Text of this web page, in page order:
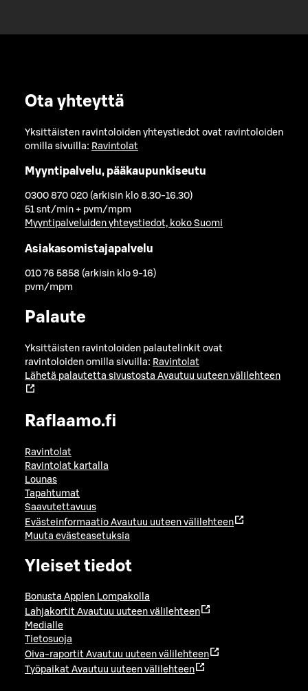
Ota yhteyttä
Yksittäisten ravintoloiden yhteystiedot ovat ravintoloiden
omilla sivuilla: Ravintolat
Myyntipalvelu, pääkaupunkiseutu
0300 870 020 (arkisin klo 8.30-16.30)
51 snt/min + pvm/mpm
Myyntipalveluiden yhteystiedot, koko Suomi
Asiakasomistajapalvelu
010 76 5858 (arkisin klo 9-16)
pvm/mpm
Palaute
Yksittäisten ravintoloiden palautelinkit ovat
ravintoloiden omilla sivuilla: Ravintolat
Lähetä palautetta sivustosta Avautuu uuteen välilehteen
Raflaamo.fi
Ravintolat
Ravintolat kartalla
Lounas
Tapahtumat
Saavutettavuus
Evästeinformaatio Avautuu uuteen välilehteen
Muuta evästeasetuksia
Yleiset tiedot
Bonusta Applen Lompakolla
Lahjakortit Avautuu uuteen välilehteen
Medialle
Tietosuoja
Oiva-raportit Avautuu uuteen välilehteen
Työpaikat Avautuu uuteen välilehteen